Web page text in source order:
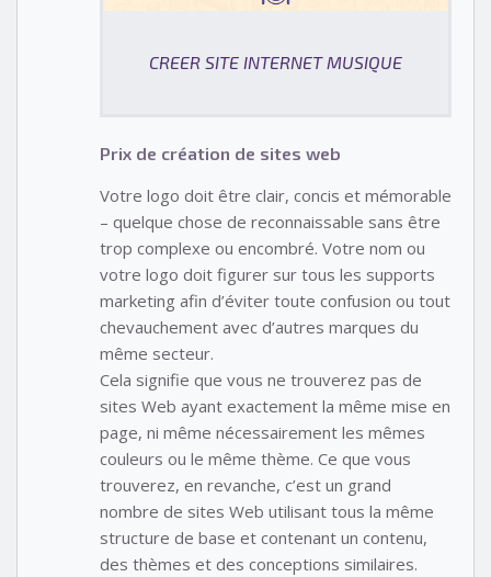
CREER SITE INTERNET MUSIQUE
Prix de création de sites web
Votre logo doit être clair, concis et mémorable
– quelque chose de reconnaissable sans être
trop complexe ou encombré. Votre nom ou
votre logo doit figurer sur tous les supports
marketing afin d’éviter toute confusion ou tout
chevauchement avec d’autres marques du
même secteur.
Cela signifie que vous ne trouverez pas de
sites Web ayant exactement la même mise en
page, ni même nécessairement les mêmes
couleurs ou le même thème. Ce que vous
trouverez, en revanche, c’est un grand
nombre de sites Web utilisant tous la même
structure de base et contenant un contenu,
des thèmes et des conceptions similaires.